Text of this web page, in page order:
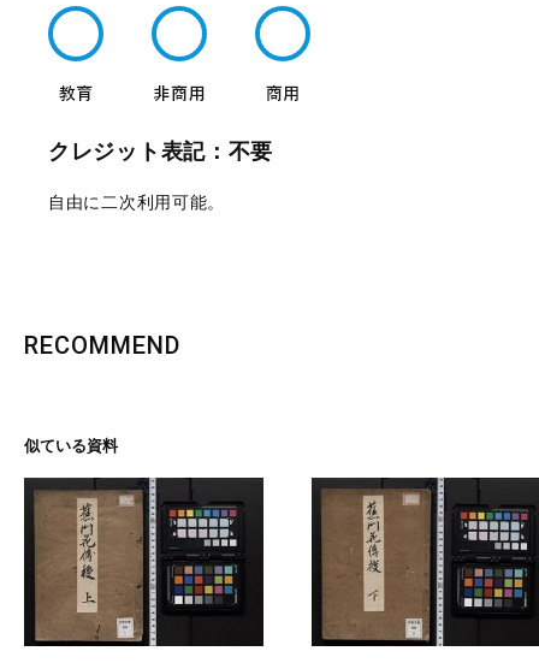
クレジット表記：不要
自由に二次利用可能。
RECOMMEND
似ている資料